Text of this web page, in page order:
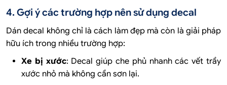
4. Gợi ý các trường hợp nên sử dụng decal
Dán decal không chỉ là cách làm đẹp mà còn là giải pháp
hữu ích trong nhiều trường hợp:
Xe bị xước: Decal giúp che phủ nhanh các vết trầy
xước nhỏ mà không cần sơn lại.